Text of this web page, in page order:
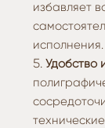
избавляет
исполнения.
Удобство